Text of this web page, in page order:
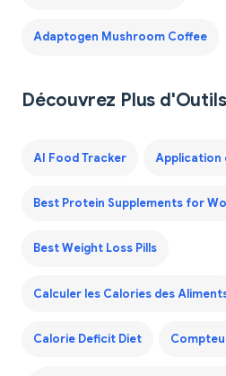
Adaptogen Mushroom Coffee
Découvrez Plus d'Outils
AI Food Tracker Application
Best Protein Supplements for
Best Weight Loss Pills
Calculer les Calories des
Calorie Deficit Diet